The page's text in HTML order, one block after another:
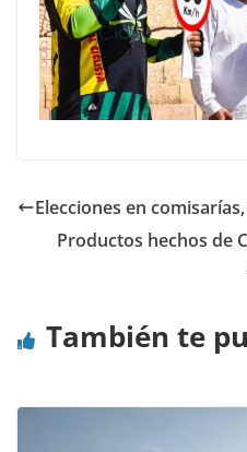
Elecciones en
Productos hechos de
También te